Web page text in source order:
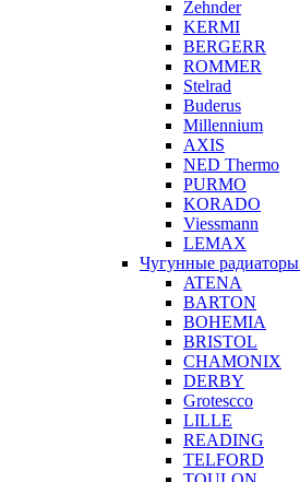
Zehnder
KERMI
BERGERR
ROMMER
Stelrad
Buderus
Millennium
AXIS
NED Thermo
PURMO
KORADO
Viessmann
LEMAX
Чугунные радиаторы
ATENA
BARTON
BOHEMIA
BRISTOL
CHAMONIX
DERBY
Grotescco
LILLE
READING
TELFORD